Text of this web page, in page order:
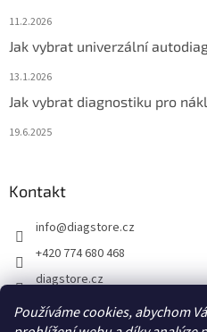
Používáme cookies, abychom
11.2.2026
Jak vybrat univerzální
13.1.2026
Jak vybrat diagnostiku pro
19.6.2025
Kontakt
info@diagstore.cz
+420 774 680 468
diagstore.cz
diagstorecz